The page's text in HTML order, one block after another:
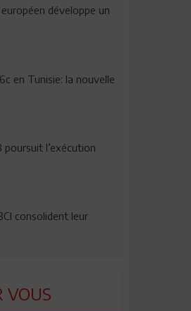
développe un
en Tunisie: la nouvelle
poursuit l’exécution
consolident leur
VOUS